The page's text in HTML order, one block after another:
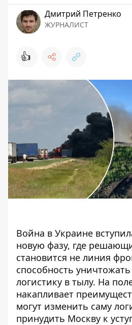
Дмитрий Петренко
ЖУРНАЛИСТ
👍
Война в Украине
новую фазу, где
становится не линия
способность уничтожать
логистику в тылу. На
накапливает
могут изменить саму
принудить Москву к